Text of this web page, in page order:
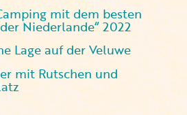
mit dem besten
Niederlande“ 2022
Lage auf der Veluwe
mit Rutschen und